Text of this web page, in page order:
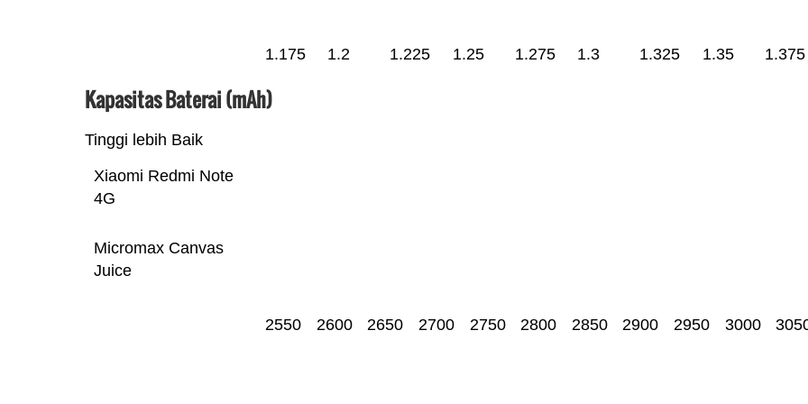
1.175 1.2 1.225 1.25 1.275 1.3 1.325 1.35 1.375
Kapasitas Baterai (mAh)
Tinggi lebih Baik
Micromax Canvas
Juice
Xiaomi Redmi Note
4G
2550 2600 2650 2700 2750 2800 2850 2900 2950 3000